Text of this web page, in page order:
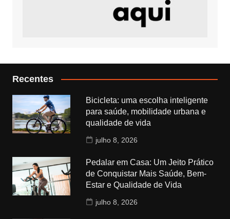
Recentes
Bicicleta: uma escolha inteligente
para saúde, mobilidade urbana e
qualidade de vida
julho 8, 2026
Pedalar em Casa: Um Jeito Prático
de Conquistar Mais Saúde, Bem-
Estar e Qualidade de Vida
julho 8, 2026